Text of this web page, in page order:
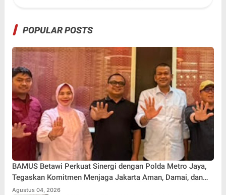
POPULAR POSTS
BAMUS Betawi Perkuat Sinergi dengan Polda Metro Jaya,
Tegaskan Komitmen Menjaga Jakarta Aman, Damai, dan
Kondusif Jelang HUT ke-81 Republik Indonesia
Agustus 04, 2026